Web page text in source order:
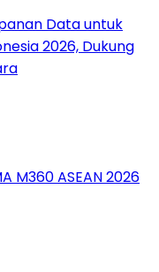
Data untuk
2026, Dukung
M360 ASEAN 2026